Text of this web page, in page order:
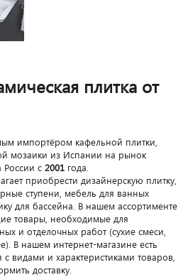
плитка от
импортёром кафельной плитки,
мозаики из Испании на рынок
России с 2001 года.
приобрести дизайнерскую плитку,
ступени, мебель для ванных
для бассейна. В нашем ассортименте
товары, необходимые для
и отделочных работ (сухие смеси,
В нашем интернет-магазине есть
видами и характеристиками товаров,
доставку.